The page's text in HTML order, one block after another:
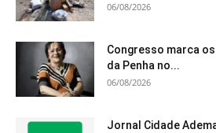
06/08/2026
Congresso marca
da Penha no...
06/08/2026
Jornal Cidade